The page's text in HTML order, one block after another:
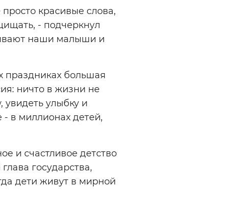
красивые слова,
- подчеркнул
наши малыши и
праздниках большая
ничто в жизни не
увидеть улыбку и
- в миллионах детей,
и счастливое детство
государства,
дети живут в мирной